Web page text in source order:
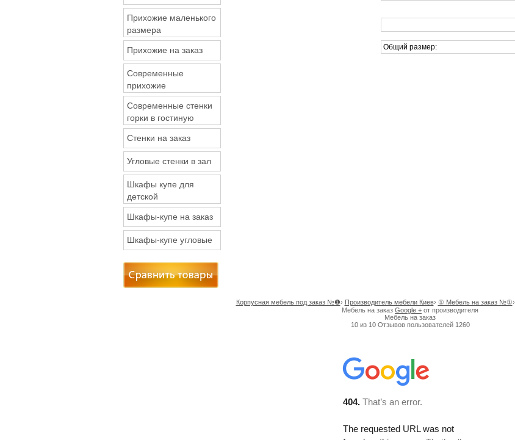
Прихожие маленького
размера
Прихожие на заказ
Современные
прихожие
Современные стенки
горки в гостиную
Стенки на заказ
Угловые стенки в зал
Шкафы купе для
детской
Шкафы-купе на заказ
Шкафы-купе угловые
Общий размер:
Корпусная мебель под заказ №❶› Производитель мебели Киев› ① Мебель на заказ №①›
Мебель на заказ Google + от производителя
Мебель на заказ
10 из 10 Отзывов пользователей 1260